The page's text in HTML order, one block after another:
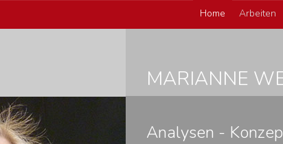
Home Arbeiten
MARIANNE
Analysen -